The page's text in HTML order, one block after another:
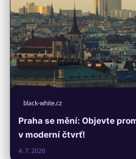
black-white.cz
Praha se mění: Objevte
v moderní čtvrť!
4. 7. 2026